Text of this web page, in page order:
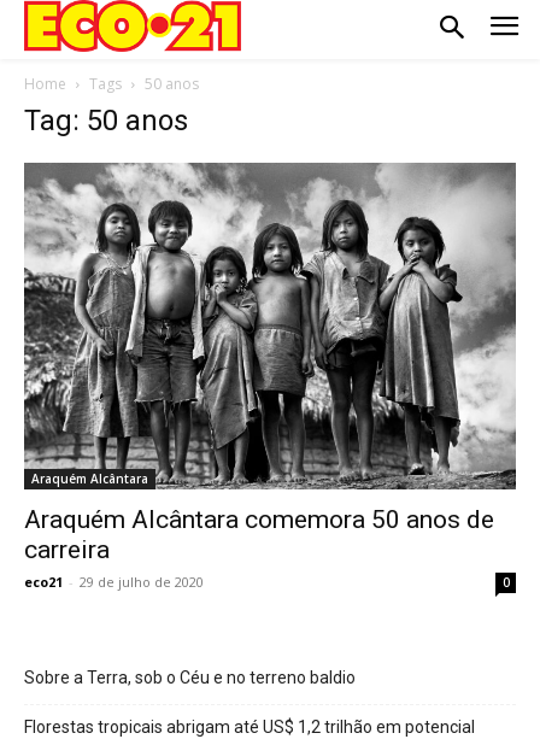
Home Tags 50 anos
Tag: 50 anos
Araquém Alcântara
Araquém Alcântara comemora 50 anos de
carreira
eco21 - 29 de julho de 2020 0
Sobre a Terra, sob o Céu e no terreno baldio
Florestas tropicais abrigam até US$ 1,2 trilhão em potencial